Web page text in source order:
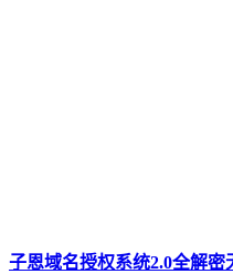
子恩域名授权系统2.0全解